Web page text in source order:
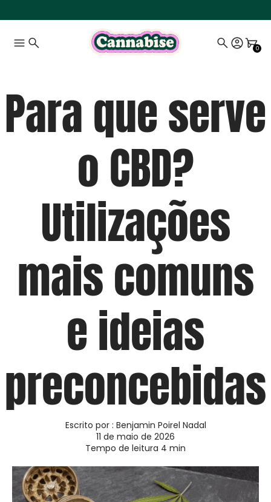
0
Para que serve
o CBD?
Utilizações
mais comuns
e ideias
preconcebidas
Escrito por : Benjamin Poirel Nadal
11 de maio de 2026
Tempo de leitura 4 min